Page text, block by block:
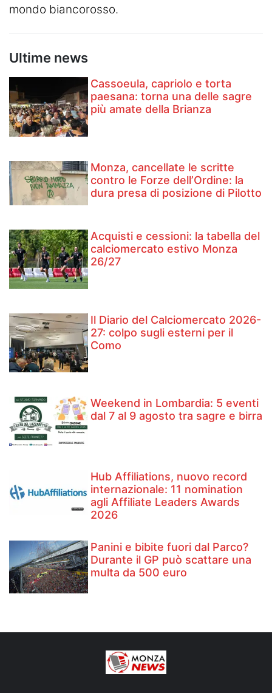
mondo biancorosso.
Ultime news
Cassoeula, capriolo e torta
paesana: torna una delle sagre
più amate della Brianza
Monza, cancellate le scritte
contro le Forze dell’Ordine: la
dura presa di posizione di Pilotto
Acquisti e cessioni: la tabella del
calciomercato estivo Monza
26/27
Il Diario del Calciomercato 2026-
27: colpo sugli esterni per il
Como
Weekend in Lombardia: 5 eventi
dal 7 al 9 agosto tra sagre e birra
Hub Affiliations, nuovo record
internazionale: 11 nomination
agli Affiliate Leaders Awards
2026
Panini e bibite fuori dal Parco?
Durante il GP può scattare una
multa da 500 euro